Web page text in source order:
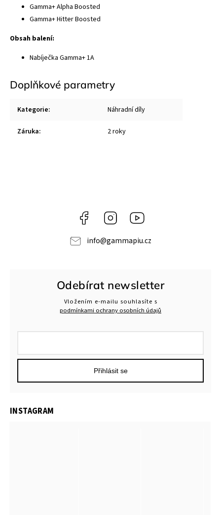
Gamma+ Alpha Boosted
Gamma+ Hitter Boosted
Obsah balení:
Nabíječka Gamma+ 1A
Doplňkové parametry
Kategorie: Náhradní díly
Záruka: 2 roky
Facebook Instagram
info@gammapiu.cz
Odebírat newsletter
Vložením e-mailu souhlasíte s
podmínkami ochrany osobních údajů
Přihlásit se
INSTAGRAM